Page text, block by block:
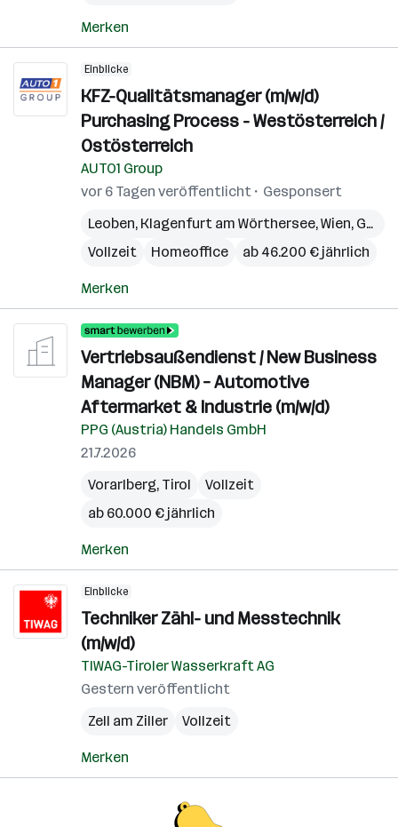
Merken
Einblicke
KFZ-Qualitätsmanager (m/w/d)
Purchasing Process - Westösterreich /
Ostösterreich
AUTO1 Group
vor 6 Tagen veröffentlicht
Gesponsert
Leoben, Klagenfurt am Wörthersee,Wien, Graz
Vollzeit
Homeoffice ab 46.200 € jährlich
Merken
Vertriebsaußendienst / New Business
Manager (NBM) – Automotive
Aftermarket & Industrie (m/w/d)
PPG (Austria) Handels GmbH
21.7.2026
Vorarlberg, Tirol
Vollzeit
ab 60.000 € jährlich
Merken
Einblicke
Techniker Zähl- und Messtechnik
(m/w/d)
TIWAG-Tiroler Wasserkraft AG
Gestern veröffentlicht
Zell am Ziller
Vollzeit
Merken